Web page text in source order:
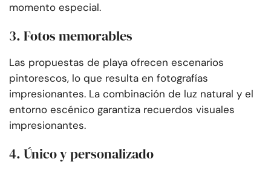
momento especial.
3. Fotos memorables
Las propuestas de playa ofrecen escenarios
pintorescos, lo que resulta en fotografías
impresionantes. La combinación de luz natural y el
entorno escénico garantiza recuerdos visuales
impresionantes.
4. Único y personalizado